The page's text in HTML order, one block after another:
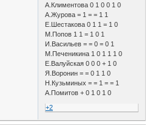
А.Климентова 0 1 0 0 1 0
А.Журова = 1 = = 1 1
Е.Шестакова 0 1 1 = 1 0
М.Попов 1 1 = 1 0 1
И.Васильев = = 0 = 0 1
М.Печеникина 1 0 1 1 1 0
Е.Валуйская 0 0 0 + 1 0
Я.Воронин = = 0 1 1 0
Н.Кузьминых = = 1 = = 1
А.Помитов + 0 1 0 1 0
+2